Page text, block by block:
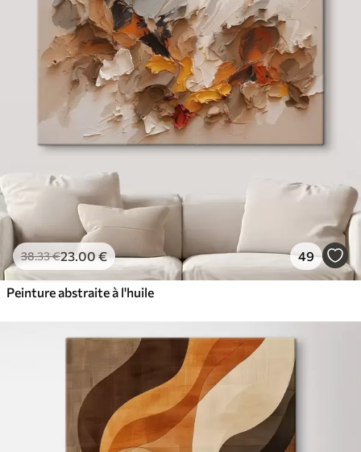
38.33€23.00 € 49
Peinture abstraite à l'huile